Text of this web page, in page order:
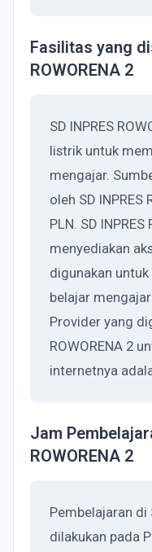
Fasilitas yang
ROWORENA 2
SD INPRES
listrik untuk
mengajar.
oleh SD INPRES
PLN. SD INPRES
menyediakan
digunakan
belajar
Provider yang
ROWORENA 2
internetnya
Jam
ROWORENA 2
Pembelajaran di
dilakukan pada